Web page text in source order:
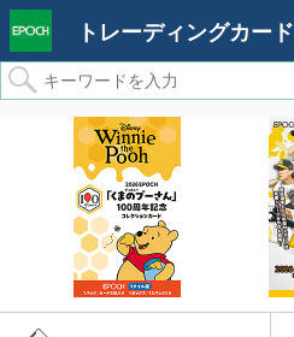
トレーディングカード